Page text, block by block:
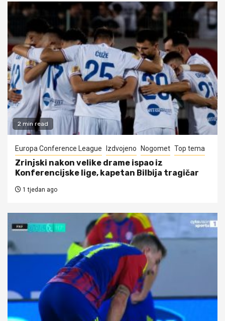
2 min read
Europa Conference League Izdvojeno Nogomet Top tema
Zrinjski nakon velike drame ispao iz
Konferencijske lige, kapetan Bilbija tragičar
1 tjedan ago